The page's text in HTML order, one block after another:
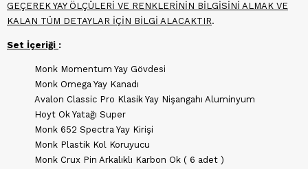
GEÇEREK YAY ÖLÇÜLERİ VE RENKLERİNİN BİLGİSİNİ ALMAK VE
KALAN TÜM DETAYLAR İÇİN BİLGİ ALACAKTIR.
Set İçeriği :
Monk Momentum Yay Gövdesi
Monk Omega Yay Kanadı
Avalon Classic Pro Klasik Yay Nişangahı Aluminyum
Hoyt Ok Yatağı Super
Monk 652 Spectra Yay Kirişi
Monk Plastik Kol Koruyucu
Monk Crux Pin Arkalıklı Karbon Ok ( 6 adet )